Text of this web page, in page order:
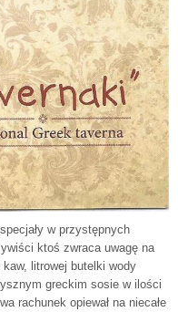
w przystępnych
ktoś zwraca uwagę na
litrowej butelki wody
greckim sosie w ilości
rachunek opiewał na niecałe